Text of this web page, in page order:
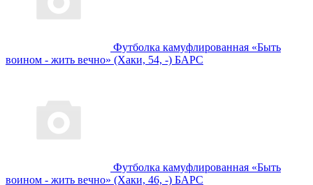
Футболка камуфлированная «Быть
воином - жить вечно» (Хаки, 54, -) БАРС
Футболка камуфлированная «Быть
воином - жить вечно» (Хаки, 46, -) БАРС